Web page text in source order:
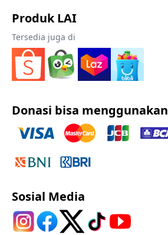
Produk LAI
Tersedia juga di
Donasi bisa menggunakan
Sosial Media